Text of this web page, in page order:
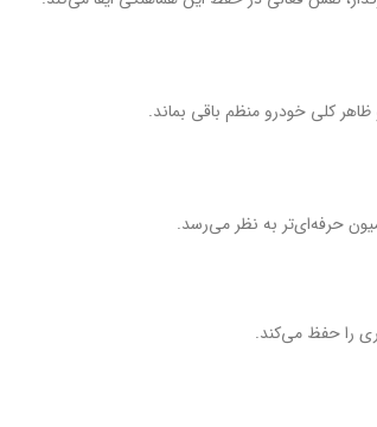
کلی خودرو منظم باقی بماند.
حرفه‌ای‌تر به نظر می‌رسد.